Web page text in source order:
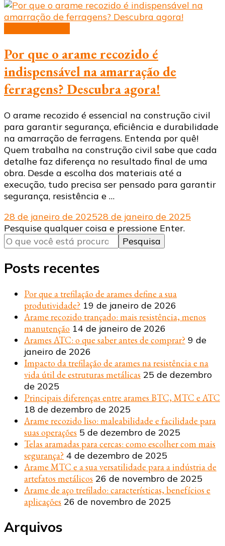
Por que o arame recozido é
indispensável na amarração de
ferragens? Descubra agora!
O arame recozido é essencial na construção civil
para garantir segurança, eficiência e durabilidade
na amarração de ferragens. Entenda por quê!
Quem trabalha na construção civil sabe que cada
detalhe faz diferença no resultado final de uma
obra. Desde a escolha dos materiais até a
execução, tudo precisa ser pensado para garantir
segurança, resistência e …
28 de janeiro de 202528 de janeiro de 2025
Procurando
algo?
Pesquise qualquer coisa e pressione Enter.
Posts recentes
Por que a trefilação de arames define a sua
produtividade? 19 de janeiro de 2026
Arame recozido trançado: mais resistência, menos
manutenção 14 de janeiro de 2026
Arames ATC: o que saber antes de comprar? 9 de
janeiro de 2026
Impacto da trefilação de arames na resistência e na
vida útil de estruturas metálicas 25 de dezembro
de 2025
Principais diferenças entre arames BTC, MTC e ATC
18 de dezembro de 2025
Arame recozido liso: maleabilidade e facilidade para
suas operações 5 de dezembro de 2025
Telas aramadas para cercas: como escolher com mais
segurança? 4 de dezembro de 2025
Arame MTC e a sua versatilidade para a indústria de
artefatos metálicos 26 de novembro de 2025
Arame de aço trefilado: características, benefícios e
aplicações 26 de novembro de 2025
Arquivos